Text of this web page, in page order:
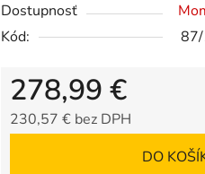
Dostupnosť
Kód:
278,99 €
230,57 € bez DPH
DO